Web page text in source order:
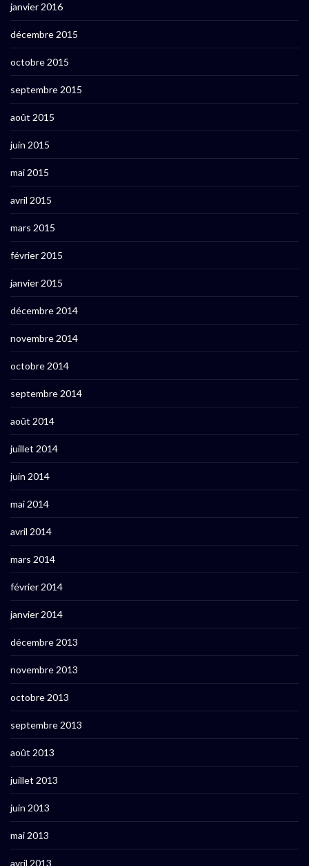
janvier 2016
décembre 2015
octobre 2015
septembre 2015
août 2015
juin 2015
mai 2015
avril 2015
mars 2015
février 2015
janvier 2015
décembre 2014
novembre 2014
octobre 2014
septembre 2014
août 2014
juillet 2014
juin 2014
mai 2014
avril 2014
mars 2014
février 2014
janvier 2014
décembre 2013
novembre 2013
octobre 2013
septembre 2013
août 2013
juillet 2013
juin 2013
mai 2013
avril 2013